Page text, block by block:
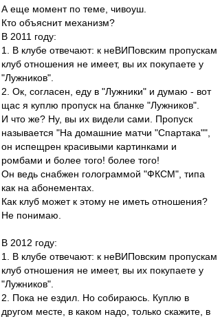
А еще момент по теме, чивоуш.
Кто объяснит механизм?
В 2011 году:
1. В клубе отвечают: к неВИПовским пропускам
клуб отношения не имеет, вы их покупаете у
"Лужников".
2. Ок, согласен, еду в "Лужники" и думаю - вот
щас я куплю пропуск на бланке "Лужников".
И что же? Ну, вы их видели сами. Пропуск
называется "На домашние матчи "Спартака"",
он испещрен красивыми картинками и
ромбами и более того! более того!
Он ведь снабжен голограммой "ФКСМ", типа
как на абонементах.
Как клуб может к этому не иметь отношения?
Не понимаю.
В 2012 году:
1. В клубе отвечают: к неВИПовским пропускам
клуб отношения не имеет, вы их покупаете у
"Лужников".
2. Пока не ездил. Но собираюсь. Куплю в
другом месте, в каком надо, только скажите, в